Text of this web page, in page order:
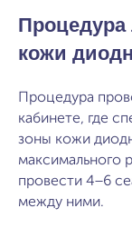
кожи
Процедура
кабинете, где
зоны кожи
максимального
провести 4−6
между ними.